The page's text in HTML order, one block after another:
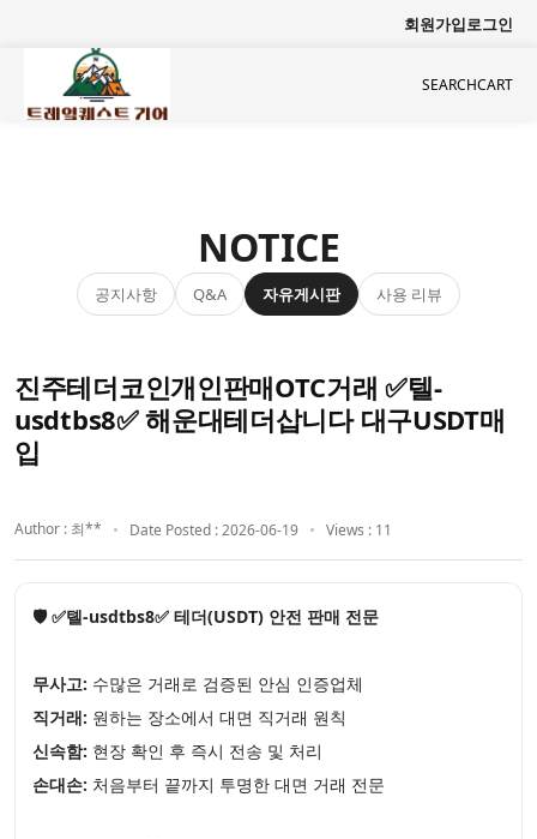
회원가입로그인
SEARCHCART
NOTICE
공지사항 Q&A 자유게시판 사용 리뷰
진주테더코인개인판매OTC거래 ✅텔-
usdtbs8✅ 해운대테더삽니다 대구USDT매
입
Author : 최** Date Posted : 2026-06-19 Views : 11
🛡️ ✅톌-usdtbs8✅ 테더(USDT) 안전 판매 전문
무사고: 수많은 거래로 검증된 안심 인증업체
직거래: 원하는 장소에서 대면 직거래 원칙
신속함: 현장 확인 후 즉시 전송 및 처리
손대손: 처음부터 끝까지 투명한 대면 거래 전문